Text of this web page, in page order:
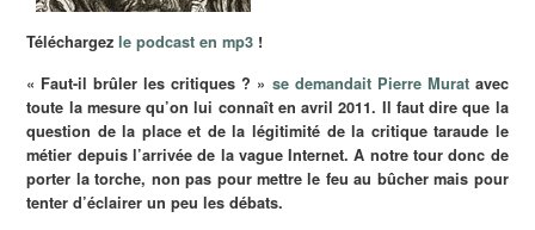
Téléchargezle podcast en mp3 !
« Faut-il brûler les critiques ? » se demandait Pierre Muratavec
toute la mesure qu’on lui connaît en avril 2011. Il faut dire que la
question de la place et de la légitimité de la critique taraude le
métier depuis l’arrivée de la vague Internet. A notre tour donc de
porter la torche, non pas pour mettre le feu au bûcher mais pour
tenter d’éclairer un peu les débats.